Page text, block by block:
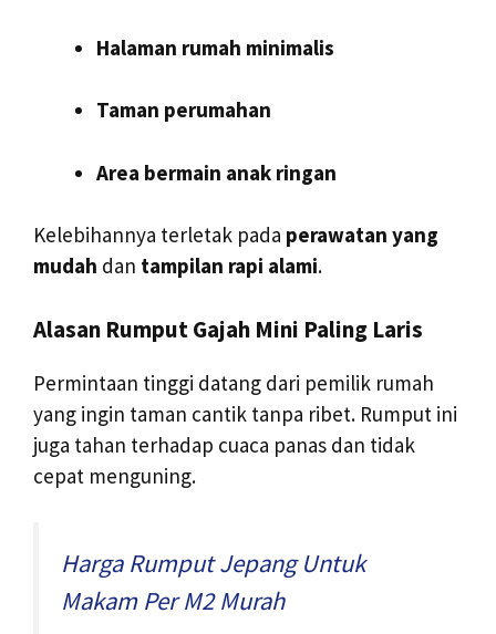
Halaman rumah minimalis
Taman perumahan
Area bermain anak ringan
Kelebihannya terletak pada perawatan yang
mudah dan tampilan rapi alami.
Alasan Rumput Gajah Mini Paling Laris
Permintaan tinggi datang dari pemilik rumah
yang ingin taman cantik tanpa ribet. Rumput ini
juga tahan terhadap cuaca panas dan tidak
cepat menguning.
Harga Rumput Jepang Untuk
Makam Per M2 Murah